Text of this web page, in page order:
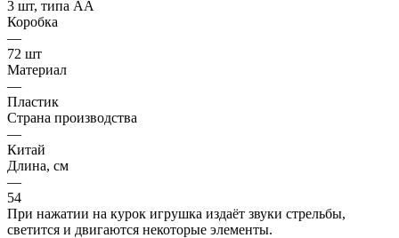
3 шт, типа АА
Коробка
—
72 шт
Материал
—
Пластик
Страна производства
—
Китай
Длина, см
—
54
При нажатии на курок игрушка издаёт звуки стрельбы,
светится и двигаются некоторые элементы.